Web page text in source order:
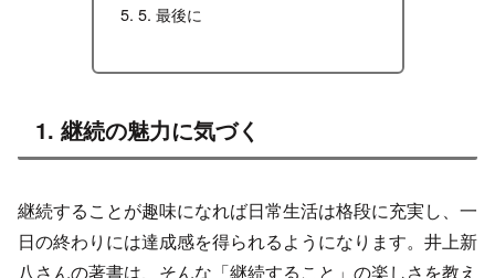
5. 最後に
1. 継続の魅力に気づく
継続することが趣味になれば日常生活は格段に充実し、一
日の終わりには達成感を得られるようになります。井上新
八さんの著書は、そんな「継続すること」の楽しさを教え